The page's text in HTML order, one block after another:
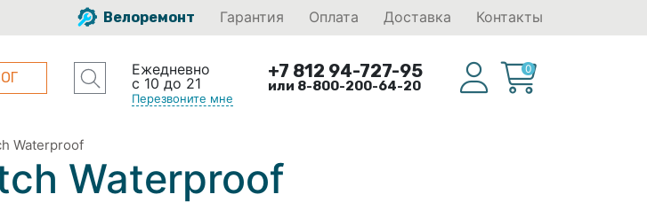
Велоремонт Гарантия Оплата Доставка Контакты
Ежедневно
с 10 до 21
Перезвоните мне
+7 812 94-727-95
или 8-800-200-64-20
0
Waterproof
Waterproof